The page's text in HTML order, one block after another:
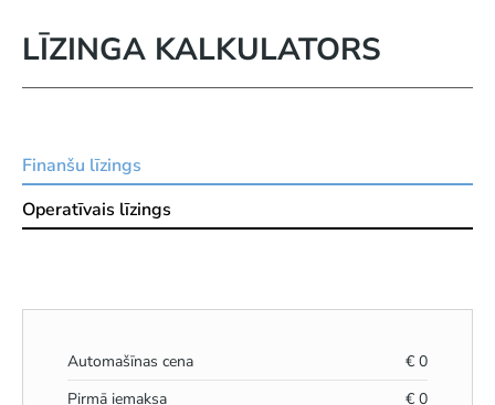
LĪZINGA KALKULATORS
Finanšu līzings
Operatīvais līzings
Automašīnas cena € 0
Pirmā iemaksa
€ 0